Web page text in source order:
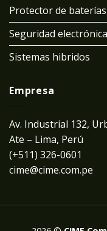
Protector de baterías
Seguridad
Sistemas hibridos
Empresa
Av. Industrial 132,
Ate – Lima, Perú
(+511) 326-0601
cime@cime.com.pe